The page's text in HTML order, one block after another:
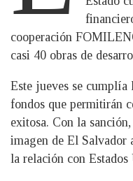
cooperación
casi 40 obras de
Este jueves se
fondos que permitirán
exitosa. Con la
imagen de El Salvador
la relación con